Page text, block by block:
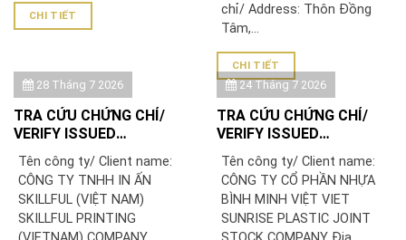
CHI TIẾT
chỉ/ Address: Thôn Đồng
Tâm,...
CHI TIẾT
28 Tháng 7 2026
TRA CỨU CHỨNG CHỈ/
VERIFY ISSUED
TNHH IN ẤN SKILLFUL
(VIỆT NAM)/ SKILLFUL
PRINTING (VIETNAM)
COMPANY LIMITED
Tên công ty/ Client name:
CÔNG TY TNHH IN ẤN
SKILLFUL (VIỆT NAM)
SKILLFUL PRINTING
24 Tháng 7 2026
TRA CỨU CHỨNG CHỈ/
VERIFY ISSUED
CỔ PHẦN NHỰA BÌNH
MINH VIỆT
Tên công ty/ Client name:
CÔNG TY CỔ PHẦN NHỰA
BÌNH MINH VIỆT VIET
SUNRISE PLASTIC JOINT